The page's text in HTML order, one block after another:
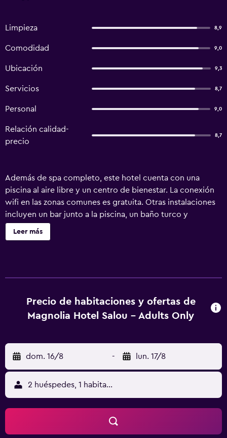
Limpieza 8,9
Comodidad 9,0
Ubicación 9,3
Servicios 8,7
Personal 9,0
Relación calidad-
precio
8,7
Además de spa completo, este hotel cuenta con una
piscina al aire libre y un centro de bienestar. La conexión
wifi en las zonas comunes es gratuita. Otras instalaciones
incluyen un bar junto a la piscina, un baño turco y
aparcamiento sin asistencia. Se ofrece un servicio de
limpieza a petición. Magnolia Hotel Salou - Adults Only
equipados con ducha con cabezal de ducha tipo lluvia,
artículos de higiene personal de diseño, artículos de
acceso a Internet gratis (por cable y wifi). Los servicios
para las personas de negocios incluyen escritorio y
teléfono. Es posible solicitar tabla de planchar con
plancha, cambio de toallas y cambio de sábanas. Se ofrece
servicio de limpieza a petición. Los servicios de ocio y
esparcimiento en este hotel incluyen una piscina al aire
libre, centro de bienestar y baño turco. Se pueden
practicar las actividades de ocio y esparcimiento que se
Leer más
Precio de habitaciones y ofertas de
Magnolia Hotel Salou - Adults Only
dom. 16/8 - lun. 17/8
2 huéspedes, 1 habitación